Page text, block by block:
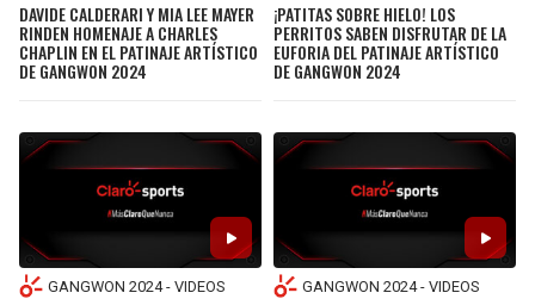
DAVIDE CALDERARI Y MIA LEE MAYER
RINDEN HOMENAJE A CHARLES
CHAPLIN EN EL PATINAJE ARTÍSTICO
DE GANGWON 2024
¡PATITAS SOBRE HIELO! LOS
PERRITOS SABEN DISFRUTAR DE LA
EUFORIA DEL PATINAJE ARTÍSTICO
DE GANGWON 2024
GANGWON 2024 - VIDEOS GANGWON 2024 - VIDEOS